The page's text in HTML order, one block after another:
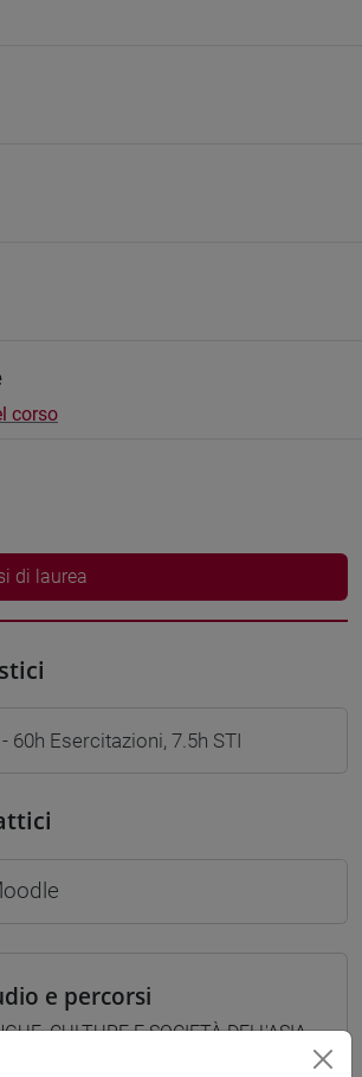
corso
di laurea
- 60h Esercitazioni, 7.5h STI
e percorsi
CULTURE E SOCIETÀ DELL'ASIA